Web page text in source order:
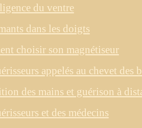
du ventre
dans les doigts
choisir son magnétiseur
appelés au chevet des
des mains et guérison à
et des médecins